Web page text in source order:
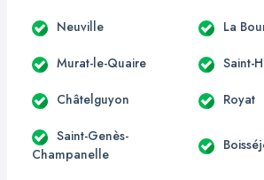
Neuville La
Murat-le-Quaire Saint-
Châtelguyon Royat
Saint-Genès-
Champanelle